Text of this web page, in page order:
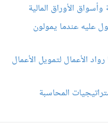
وأسواق الأوراق المالية
عليه عندما يمولون
الأعمال لتمويل الأعمال
المحاسبة